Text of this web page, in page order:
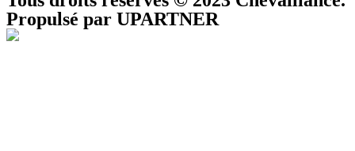
Propulsé par UPARTNER